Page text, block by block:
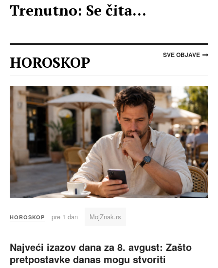
Trenutno: Se čita...
HOROSKOP SVE OBJAVE
HOROSKOP pre 1 dan MojZnak.rs
Najveći izazov dana za 8. avgust: Zašto
pretpostavke danas mogu stvoriti